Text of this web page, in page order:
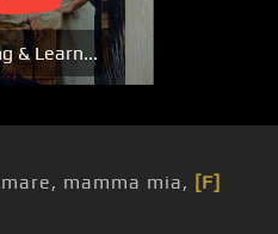
& Learn...
mamma mia, [F]